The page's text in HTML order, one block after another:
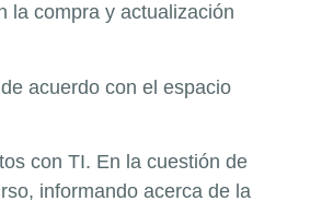
la compra y actualización
acuerdo con el espacio
con TI. En la cuestión de
informando acerca de la